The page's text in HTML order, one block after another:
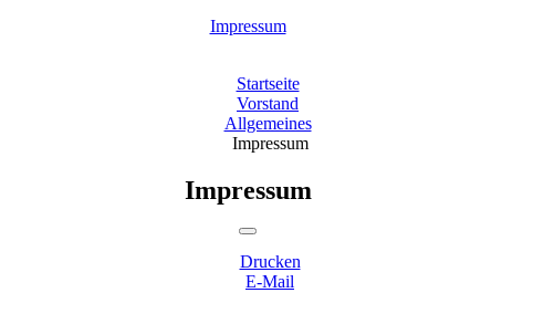
Impressum
Startseite
Vorstand
Allgemeines
Impressum
Impressum
Drucken
E-Mail